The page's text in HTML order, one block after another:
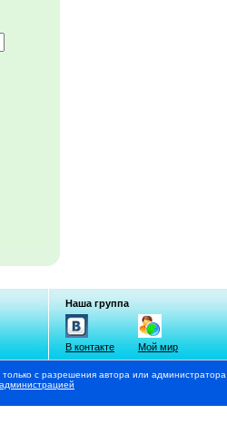
Наша группа
В контакте Мой мир
с разрешения автора или
администрацией